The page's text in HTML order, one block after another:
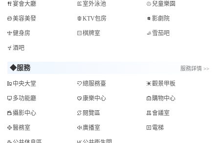
宴會大廳 室外泳池 兒童樂園
美容美發 KTV包房 影劇院
健身房 棋牌室 雪茄吧
酒吧
◆服務 服務詳情 >>
中央大堂 總服務臺 觀景甲板
多功能廳 康樂中心 購物中心
攝影中心 閱覽區 會議室
醫務室 廣播室 電梯